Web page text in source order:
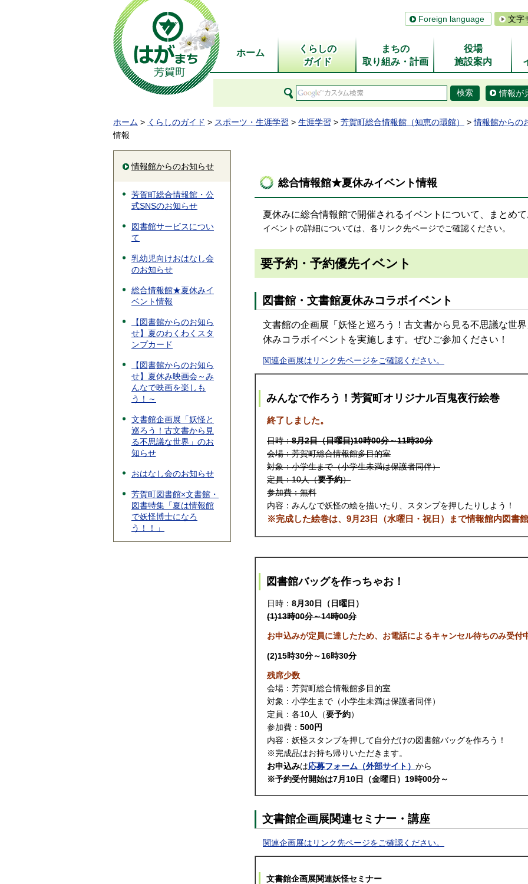
Foreign language 文字
ホーム
くらしの
ガイド
まちの
取り組み・計画
役場
施設案内
情報が
ホーム > くらしのガイド > スポーツ・生涯学習 > 生涯学習 > 芳賀町総合情報館（知恵の環館） >情報館からの
情報
情報館からのお知らせ
芳賀町総合情報館・公
式SNSのお知らせ
図書館サービスについ
て
乳幼児向けおはなし会
のお知らせ
総合情報館★夏休みイ
ベント情報
【図書館からのお知ら
せ】夏のわくわくスタ
ンプカード
【図書館からのお知ら
せ】夏休み映画会～み
んなで映画を楽しも
う！～
文書館企画展「妖怪と
巡ろう！古文書から見
る不思議な世界」のお
知らせ
おはなし会のお知らせ
芳賀町図書館×文書館・
図書特集「夏は情報館
で妖怪博士になろ
う！！」
総合情報館★夏休みイベント情報
夏休みに総合情報館で開催されるイベントについて、まとめ
イベントの詳細については、各リンク先ページでご確認ください。
要予約・予約優先イベント
図書館・文書館夏休みコラボイベント
文書館の企画展「妖怪と巡ろう！古文書から見る不思議な世
休みコラボイベントを実施します。ぜひご参加ください！
関連企画展はリンク先ページをご確認ください。
みんなで作ろう！芳賀町オリジナル百鬼夜行絵巻
終了しました。
日時：8月2日（日曜日)10時00分～11時30分
会場：芳賀町総合情報館多目的室
対象：小学生まで（小学生未満は保護者同伴）
定員：10人（要予約）
参加費：無料
内容：みんなで妖怪の絵を描いたり、スタンプを押したりしよう！
※完成した絵巻は、9月23日（水曜日・祝日）まで情報館内図書
図書館バッグを作っちゃお！
日時： 8月30日（日曜日）
(1)13時00分～14時00分
お申込みが定員に達したため、お電話によるキャンセル待ちのみ受付
(2)15時30分～16時30分
残席少数
会場：芳賀町総合情報館多目的室
対象：小学生まで（小学生未満は保護者同伴）
定員：各10人（要予約）
参加費： 500円
内容：妖怪スタンプを押して自分だけの図書館バッグを作ろう！
※完成品はお持ち帰りいただきます。
お申込みは応募フォーム（外部サイト） から
※予約受付開始は7月10日（金曜日）19時00分～
文書館企画展関連セミナー・講座
関連企画展はリンク先ページをご確認ください。
文書館企画展関連妖怪セミナー